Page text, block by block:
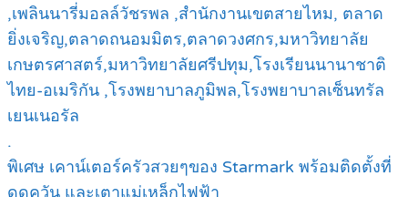
,เพลินนารี่มอลล์วัชรพล ,สำนักงานเขตสายไหม, ตลาด
ยิ่งเจริญ,ตลาดถนอมมิตร,ตลาดวงศกร,มหาวิทยาลัย
เกษตรศาสตร์,มหาวิทยาลัยศรีปทุม,โรงเรียนนานาชาติ
ไทย-อเมริกัน ,โรงพยาบาลภูมิพล,โรงพยาบาลเซ็นทรัล
เยนเนอรัล
.
พิเศษ เคาน์เตอร์ครัวสวยๆของ Starmark พร้อมติดตั้งที่
ดูดควัน และเตาแม่เหล็กไฟฟ้า